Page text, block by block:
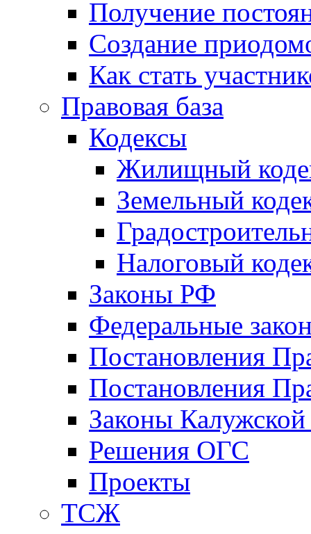
Получение
Создание
Как стать
Правовая база
Кодексы
Жилищный
Земельный
Налоговый
Законы РФ
Федеральные
Постановления
Постановления
Законы Калужской
Решения ОГС
Проекты
ТСЖ